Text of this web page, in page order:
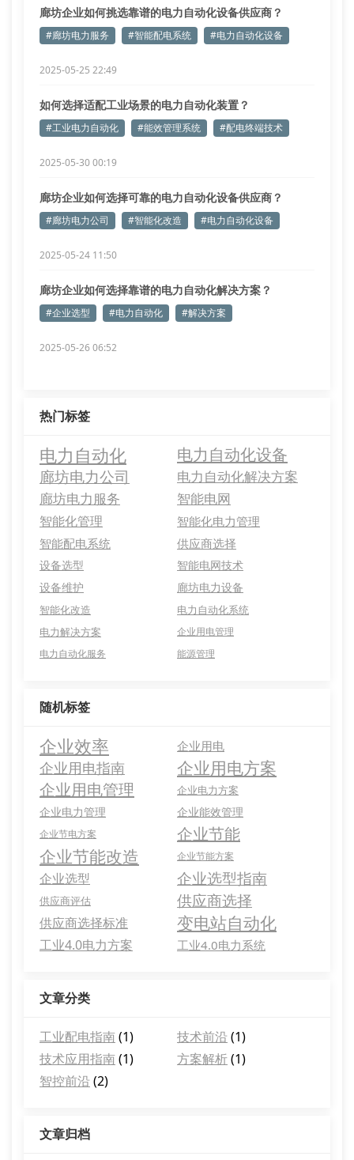
廊坊企业如何挑选靠谱的电力自动化设备供应商？
#廊坊电力服务 #智能配电系统 #电力自动化设备
2025-05-25 22:49
如何选择适配工业场景的电力自动化装置？
#工业电力自动化 #能效管理系统 #配电终端技术
2025-05-30 00:19
廊坊企业如何选择可靠的电力自动化设备供应商？
#廊坊电力公司 #智能化改造 #电力自动化设备
2025-05-24 11:50
廊坊企业如何选择靠谱的电力自动化解决方案？
#企业选型 #电力自动化 #解决方案
2025-05-26 06:52
热门标签
电力自动化 电力自动化设备
廊坊电力公司
电力自动化解决方案
廊坊电力服务
智能电网
智能化管理
智能化电力管理
智能配电系统
供应商选择
设备选型
智能电网技术
设备维护
廊坊电力设备
智能化改造
电力自动化系统
电力解决方案
企业用电管理
电力自动化服务
能源管理
随机标签
企业效率 企业用电
企业用电指南 企业用电方案
企业用电管理 企业电力方案
企业电力管理 企业能效管理
企业节电方案 企业节能
企业节能改造 企业节能方案
企业选型 企业选型指南
供应商评估 供应商选择
供应商选择标准 变电站自动化
工业4.0电力方案 工业4.0电力系统
文章分类
工业配电指南(1) 技术前沿 (1)
技术应用指南(1) 方案解析(1)
智控前沿 (2)
文章归档